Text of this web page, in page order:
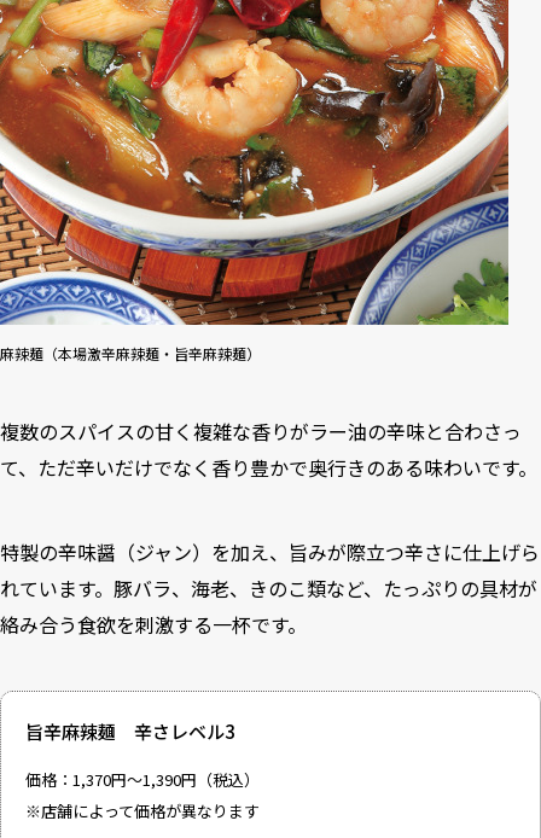
麻辣麺（本場激辛麻辣麺・旨辛麻辣麺）
複数のスパイスの甘く複雑な香りがラー油の辛味と合わさっ
て、ただ辛いだけでなく香り豊かで奥行きのある味わいです。
特製の辛味醤（ジャン）を加え、旨みが際立つ辛さに仕上げら
れています。豚バラ、海老、きのこ類など、たっぷりの具材が
絡み合う食欲を刺激する一杯です。
旨辛麻辣麺 辛さレベル3
価格：1,370円～1,390円（税込）
※店舗によって価格が異なります